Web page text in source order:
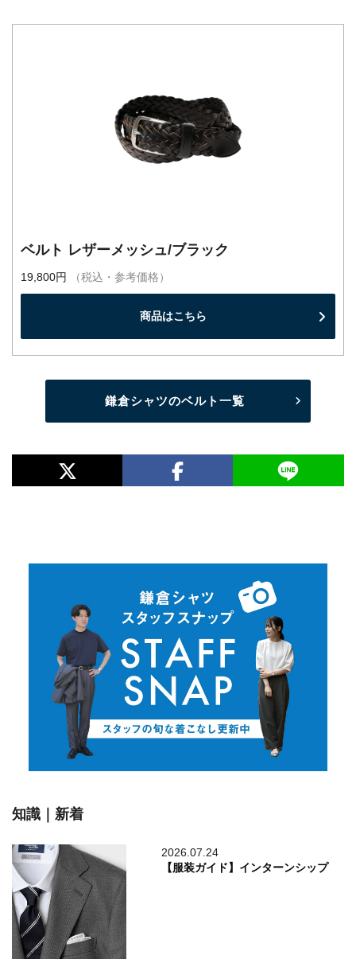
ベルト レザーメッシュ/ブラック
19,800円 （税込・参考価格）
商品はこちら
鎌倉シャツのベルト一覧
知識｜新着
2026.07.24
【服装ガイド】インターンシップ